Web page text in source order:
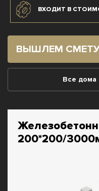
ВХОДИТ В
ВЫШЛЕМ СМЕТУ
Все дома
200*200/